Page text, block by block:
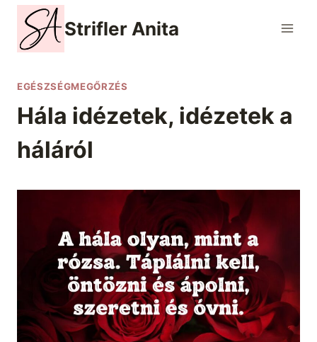
Skip
content
Strifler Anita
EGÉSZSÉGMEGŐRZÉS
Hála idézetek, idézetek a
háláról